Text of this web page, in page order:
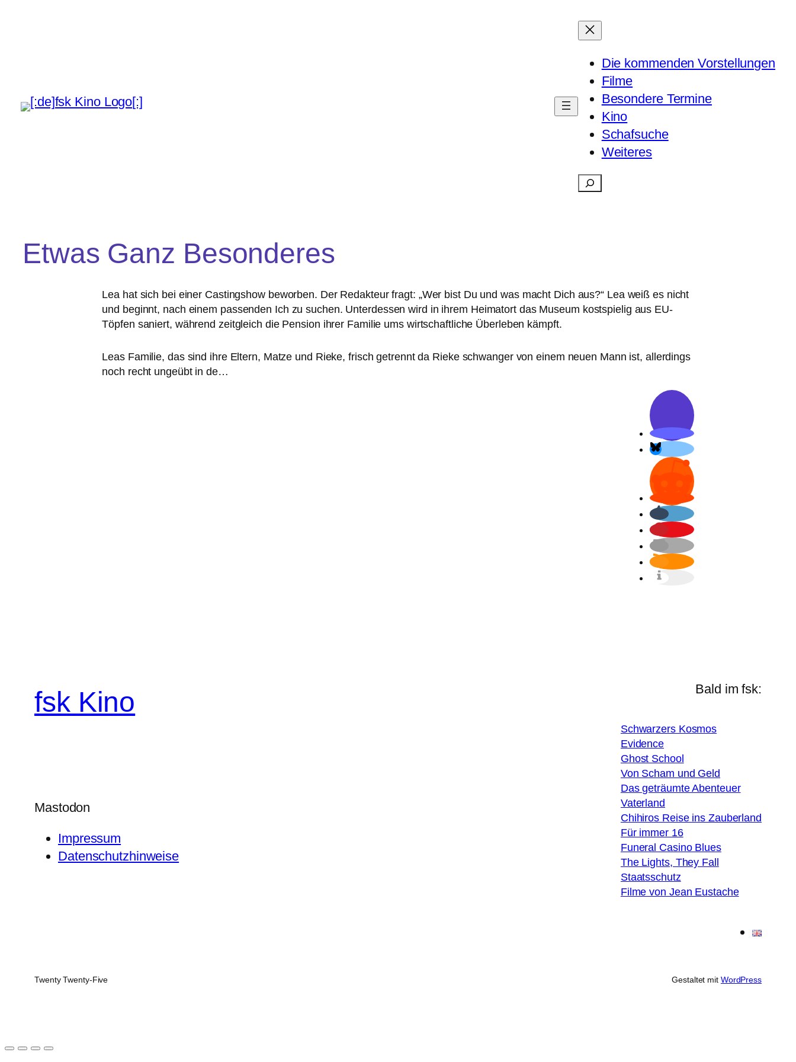
Die kommenden Vorstellungen
Filme
Besondere Termine
Kino
Schafsuche
Weiteres
Suchen
Etwas Ganz Besonderes
Lea hat sich bei einer Castingshow bewor­ben. Der Redakteur fragt: „Wer bist Du und was macht Dich aus?“ Lea weiß es nicht
und beginnt, nach einem pas­sen­den Ich zu suchen. Unterdessen wird in ihrem Heimatort das Museum kost­spie­lig aus EU-
Töpfen saniert, wäh­rend zeit­gleich die Pension ihrer Familie ums wirt­schaft­li­che Überleben kämpft.
Leas Familie, das sind ihre Eltern, Matze und Rieke, frisch getrennt da Rieke schwan­ger von einem neu­en Mann ist, aller­dings
noch recht unge­übt in de…
fsk Kino
Mastodon
Impressum
Datenschutzhinweise
Bald im fsk:
Schwarzers Kosmos
Evidence
Ghost School
Von Scham und Geld
Das geträumte Abenteuer
Vaterland
Chihiros Reise ins Zauberland
Für immer 16
Funeral Casino Blues
The Lights, They Fall
Staatsschutz
Filme von Jean Eustache
Twenty Twenty-Five Gestaltet mit WordPress